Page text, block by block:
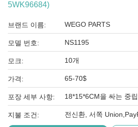
5WK96684)
브랜드 이름: WEGO PARTS
모델 번호: NS1195
모크: 10개
가격: 65-70$
포장 세부 사항:
지불 조건: 전신환, 서쪽